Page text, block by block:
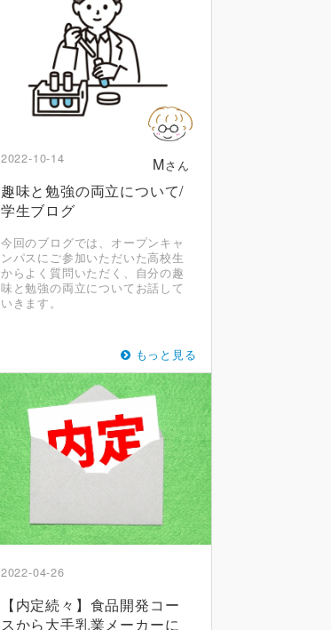
Mさん
2022-10-14
趣味と勉強の両立について/
学生ブログ
今回のブログでは、オープンキャ
ンパスにご参加いただいた高校生
からよく質問いただく、自分の趣
味と勉強の両立についてお話して
いきます。
もっと見る
2022-04-26
【内定続々】食品開発コー
スから大手乳業メーカーに